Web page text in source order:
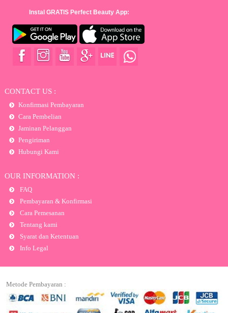
Instal GRATIS Perfect Beauty App:
CONTACT US :
Konfirmasi Pembayaran
Cara Pembelian
Jaminan Pelanggan
Pengiriman
Hubungi Kami
OUR INFORMATION :
FAQ
Pembayaran & Konfirmasi
Cara Pemesanan
Tentang kami
Syarat dan Ketentuan
Info Legal
Metode Pembayaran :